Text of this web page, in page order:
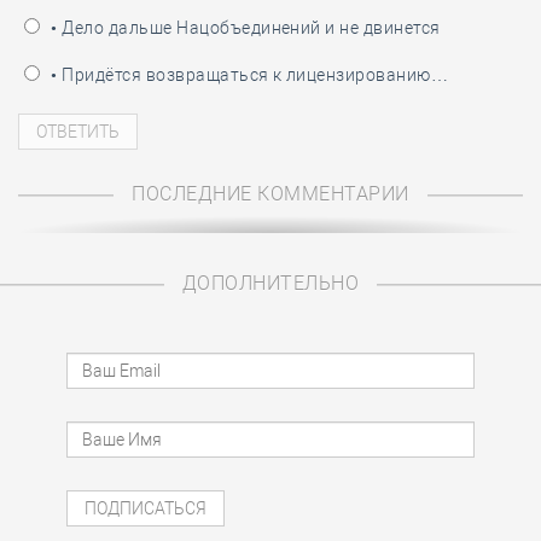
• Дело дальше Нацобъединений и не двинется
• Придётся возвращаться к лицензированию…
ПОСЛЕДНИЕ КОММЕНТАРИИ
ДОПОЛНИТЕЛЬНО